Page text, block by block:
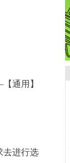
通用】
去进行选